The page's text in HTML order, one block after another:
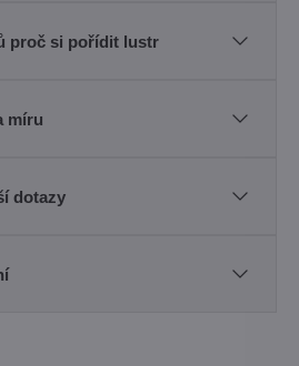
proč si pořídit lustr
míru
dotazy